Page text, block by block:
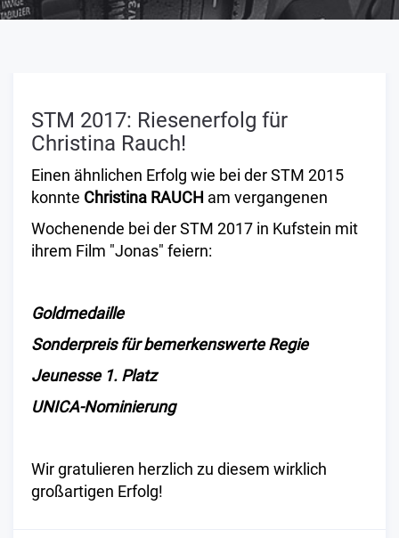
STM 2017: Riesenerfolg für
Christina Rauch!
Einen ähnlichen Erfolg wie bei der STM 2015
konnte Christina RAUCH am vergangenen
Wochenende bei der STM 2017 in Kufstein mit
ihrem Film "Jonas" feiern:
Goldmedaille
Sonderpreis für bemerkenswerte Regie
Jeunesse 1. Platz
UNICA-Nominierung
Wir gratulieren herzlich zu diesem wirklich
großartigen Erfolg!